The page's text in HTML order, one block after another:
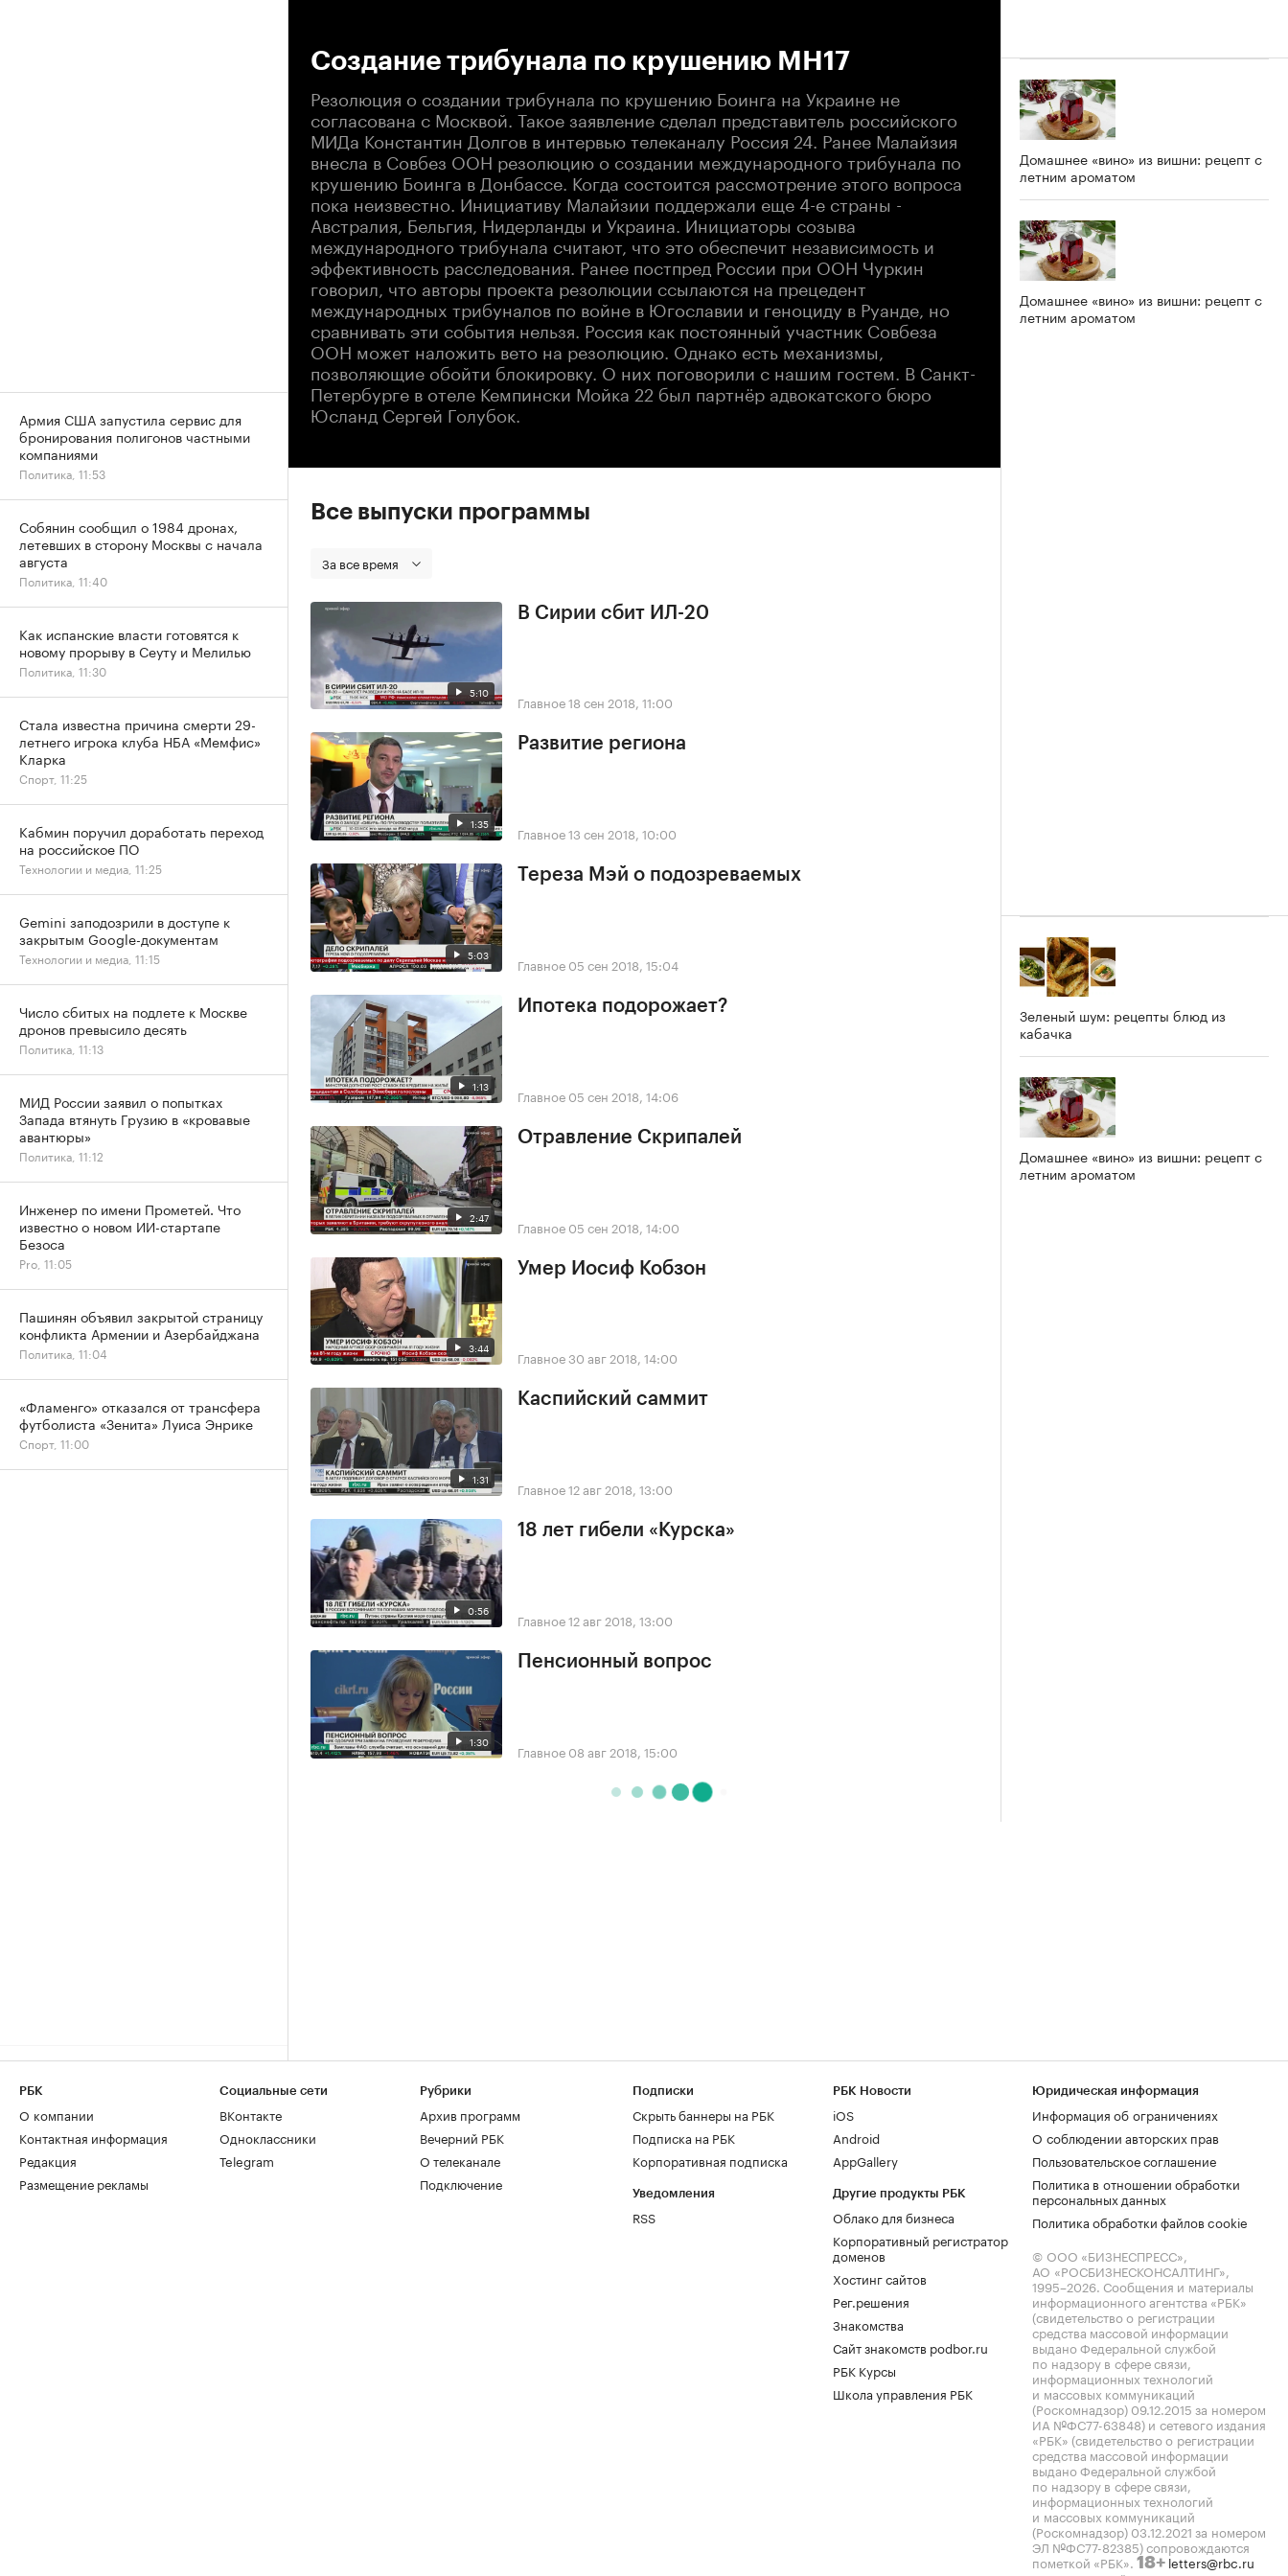
Создание трибунала по крушению MH17
Резолюция о создании трибунала по крушению Боинга на Украине не
согласована с Москвой. Такое заявление сделал представитель российского
МИДа Константин Долгов в интервью телеканалу Россия 24. Ранее Малайзия
внесла в Совбез ООН резолюцию о создании международного трибунала по
крушению Боинга в Донбассе. Когда состоится рассмотрение этого вопроса
пока неизвестно. Инициативу Малайзии поддержали еще 4-е страны -
Австралия, Бельгия, Нидерланды и Украина. Инициаторы созыва
международного трибунала считают, что это обеспечит независимость и
эффективность расследования. Ранее постпред России при ООН Чуркин
говорил, что авторы проекта резолюции ссылаются на прецедент
международных трибуналов по войне в Югославии и геноциду в Руанде, но
сравнивать эти события нельзя. Россия как постоянный участник Совбеза
ООН может наложить вето на резолюцию. Однако есть механизмы,
позволяющие обойти блокировку. О них поговорили с нашим гостем. В Санкт-
Петербурге в отеле Кемпински Мойка 22 был партнёр адвокатского бюро
Юсланд Сергей Голубок.
Все выпуски программы
За все время
5:10
В Сирии сбит ИЛ-20
Главное18 сен 2018, 11:00
1:35
Развитие региона
Главное13 сен 2018, 10:00
5:03
Тереза Мэй о подозреваемых
Главное 05 сен 2018, 15:04
1:13
Ипотека подорожает?
Главное 05 сен 2018, 14:06
2:47
Отравление Скрипалей
Главное 05 сен 2018, 14:00
3:44
Умер Иосиф Кобзон
Главное30 авг 2018, 14:00
1:31
Каспийский саммит
Главное12 авг 2018, 13:00
0:56
18 лет гибели «Курска»
Главное12 авг 2018, 13:00
1:30
Пенсионный вопрос
Главное 08 авг 2018, 15:00
Домашнее «вино» из вишни: рецепт с
летним ароматом
Домашнее «вино» из вишни: рецепт с
летним ароматом
Зеленый шум: рецепты блюд из
кабачка
Домашнее «вино» из вишни: рецепт с
летним ароматом
Армия США запустила сервис для
бронирования полигонов частными
компаниями
Политика, 11:53
Собянин сообщил о 1984 дронах,
летевших в сторону Москвы с начала
августа
Политика, 11:40
Как испанские власти готовятся к
новому прорыву в Сеуту и Мелилью
Политика, 11:30
Стала известна причина смерти 29-
летнего игрока клуба НБА «Мемфис»
Кларка
Спорт, 11:25
Кабмин поручил доработать переход
на российское ПО
Технологии и медиа, 11:25
Gemini заподозрили в доступе к
закрытым Google-документам
Технологии и медиа, 11:15
Число сбитых на подлете к Москве
дронов превысило десять
Политика, 11:13
МИД России заявил о попытках
Запада втянуть Грузию в «кровавые
авантюры»
Политика, 11:12
Инженер по имени Прометей. Что
известно о новом ИИ-стартапе
Безоса
Pro, 11:05
Пашинян объявил закрытой страницу
конфликта Армении и Азербайджана
Политика, 11:04
«Фламенго» отказался от трансфера
футболиста «Зенита» Луиса Энрике
Спорт, 11:00
РБК
О компании
Контактная информация
Редакция
Размещение рекламы
Социальные сети
ВКонтакте
Одноклассники
Telegram
Рубрики
Архив программ
Вечерний РБК
О телеканале
Подключение
Подписки
Скрыть баннеры на РБК
Подписка на РБК
Корпоративная подписка
Уведомления
RSS
РБК Новости
iOS
Android
AppGallery
Другие продукты РБК
Облако для бизнеса
Корпоративный регистратор
доменов
Хостинг сайтов
Рег.решения
Знакомства
Сайт знакомств podbor.ru
РБК Курсы
Школа управления РБК
Юридическая информация
Информация об ограничениях
О соблюдении авторских прав
Пользовательское соглашение
Политика в отношении обработки
персональных данных
Политика обработки файлов cookie
© ООО «БИЗНЕСПРЕСС»,
АО «РОСБИЗНЕСКОНСАЛТИНГ»,
1995–2026. Сообщения и материалы
информационного агентства «РБК»
(свидетельство о регистрации
средства массовой информации
выдано Федеральной службой
по надзору в сфере связи,
информационных технологий
и массовых коммуникаций
(Роскомнадзор) 09.12.2015 за номером
ИА №ФС77-63848) и сетевого издания
«РБК» (свидетельство о регистрации
средства массовой информации
выдано Федеральной службой
по надзору в сфере связи,
информационных технологий
и массовых коммуникаций
(Роскомнадзор) 03.12.2021 за номером
ЭЛ №ФС77-82385) сопровождаются
пометкой «РБК». 18+ letters@rbc.ru